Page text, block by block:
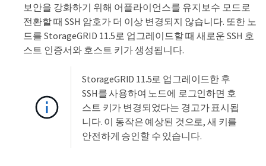
보안을 강화하기 위해 어플라이언스를 유지보수 모드로
전환할 때 SSH 암호가 더 이상 변경되지 않습니다. 또한 노
드를 StorageGRID 11.5로 업그레이드할 때 새로운 SSH 호
스트 인증서와 호스트 키가 생성됩니다.
StorageGRID 11.5로 업그레이드한 후
SSH를 사용하여 노드에 로그인하면 호
스트 키가 변경되었다는 경고가 표시됩
니다. 이 동작은 예상된 것으로, 새 키를
안전하게 승인할 수 있습니다.